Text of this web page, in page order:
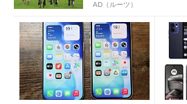
AD（ルーツ）